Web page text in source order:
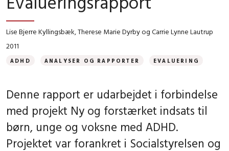
Lise Bjerre Kyllingsbæk, Therese Marie Dyrby og Carrie Lynne Lautrup
2011
ADHD ANALYSER OG RAPPORTER EVALUERING
Denne rapport er udarbejdet i forbindelse
med projekt Ny og forstærket indsats til
børn, unge og voksne med ADHD.
Projektet var forankret i Socialstyrelsen og